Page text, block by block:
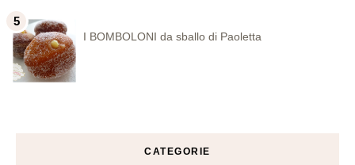
I BOMBOLONI da sballo di Paoletta
CATEGORIE